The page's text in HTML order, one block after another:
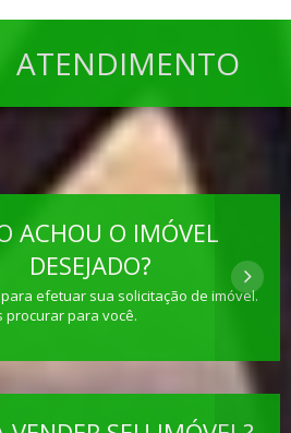
ATENDIMENTO
ACHOU O IMÓVEL
DESEJADO?
efetuar sua solicitação de imóvel.
procurar para você.